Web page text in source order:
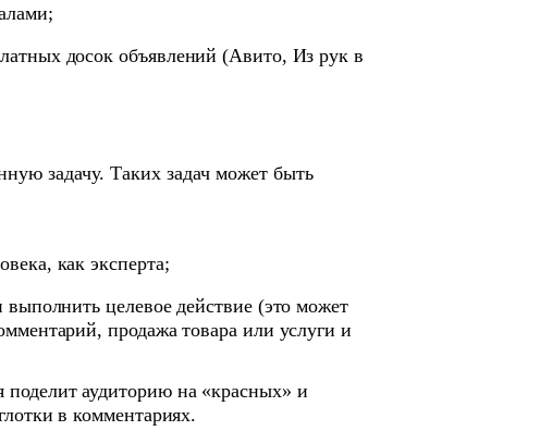
досок объявлений (Авито, Из рук в
задачу. Таких задач может быть
как эксперта;
выполнить целевое действие (это может
продажа товара или услуги и
аудиторию на «красных» и
в комментариях.